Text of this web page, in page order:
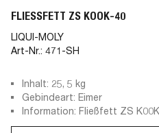
FLIESSFETT ZS KOOK-40
LIQUI-MOLY
Art-Nr.: 471-SH
Inhalt: 25, 5 kg
Gebindeart: Eimer
Information: Fließfett ZS